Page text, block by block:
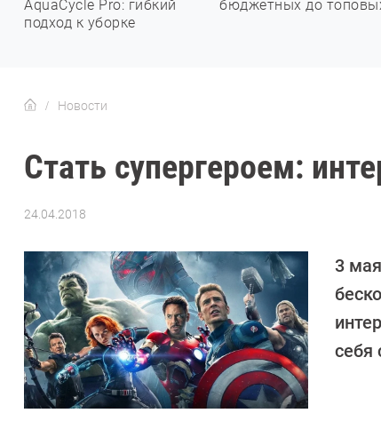
AquaCycle Pro: гибкий
подход к уборке
бюджетных до
Новости
Стать супергероем:
24.04.2018
Дмитриева
3
себя